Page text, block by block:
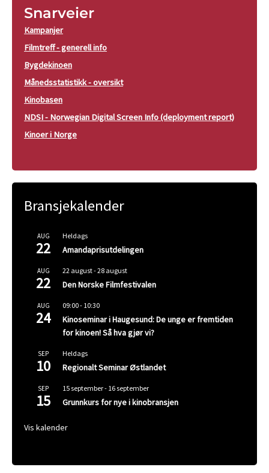
Snarveier
Kampanjer
Filmtreff - generell info
Bygdekinoen
Månedsstatistikk - oversikt
Kinobasen
NDSI - Norwegian Digital Screen Info (deployment report)
Kinoer i Norge
Bransjekalender
AUG
22
Heldags
Amandaprisutdelingen
AUG
22
22 august-28 august
Den Norske Filmfestivalen
AUG
24
09:00- 10:30
Kinoseminar i Haugesund: De unge er fremtiden
for kinoen! Så hva gjør vi?
SEP
10
Heldags
Regionalt Seminar Østlandet
SEP
15
15 september- 16 september
Grunnkurs for nye i kinobransjen
Vis kalender